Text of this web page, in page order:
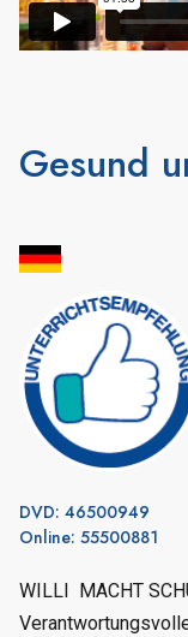
Gesund
DVD: 46500949
Online: 55500881
WILLI MACHT